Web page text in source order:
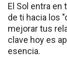
El Sol entra en
de ti hacia los
mejorar tus
clave hoy es
esencia.